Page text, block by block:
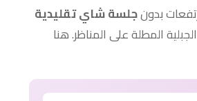
بدونجلسة شاي تقليدية
المطلة على المناظر. هنا